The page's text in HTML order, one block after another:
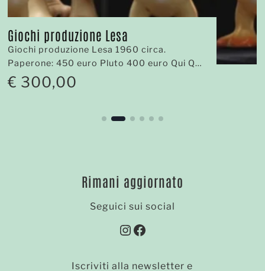
Giochi produzione Lesa
Giochi produzione Lesa 1960 circa.
Paperone: 450 euro Pluto 400 euro Qui Quo
Qua 300 euro cad.
€ 300,00
Rimani aggiornato
Seguici sui social
Instagram
Facebook
Iscriviti alla newsletter e